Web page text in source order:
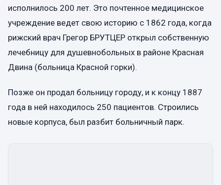
исполнилось 200 лет. Это почтенное медицинское
учреждение ведет свою историю с 1862 года, когда
рижский врач Грегор БРУТЦЕР открыл собственную
лечебницу для душевнобольных в районе Красная
Двина (больница Красной горки).
Позже он продал больницу городу, и к концу 1887
года в ней находилось 250 пациентов. Строились
новые корпуса, был разбит больничный парк.